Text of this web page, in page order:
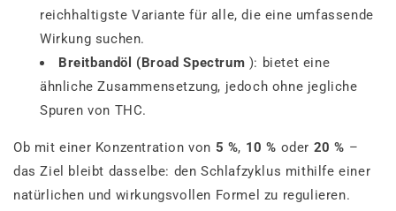
reichhaltigste Variante für alle, die eine umfassende
Wirkung suchen.
Breitbandöl (Broad Spectrum ): bietet eine
ähnliche Zusammensetzung, jedoch ohne jegliche
Spuren von THC.
Ob mit einer Konzentration von 5 %, 10 % oder 20 % –
das Ziel bleibt dasselbe: den Schlafzyklus mithilfe einer
natürlichen und wirkungsvollen Formel zu regulieren.